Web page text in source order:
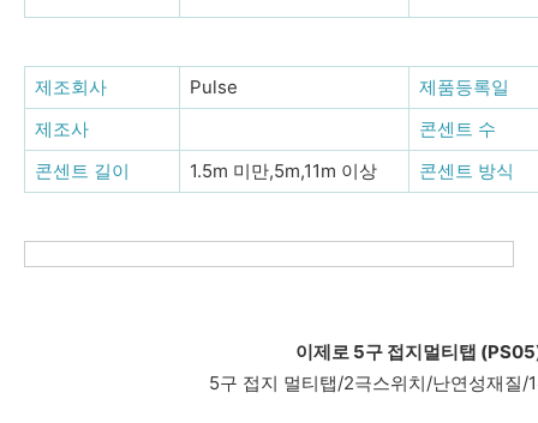
제조회사 Pulse
제품등록일
제조사
콘센트 수
콘센트 길이
1.5m 미만,5m,11m 이상 콘센트 방식
이제로 5구 접지멀티탭
5구 접지 멀티탭/2극스위치/난연성재질/